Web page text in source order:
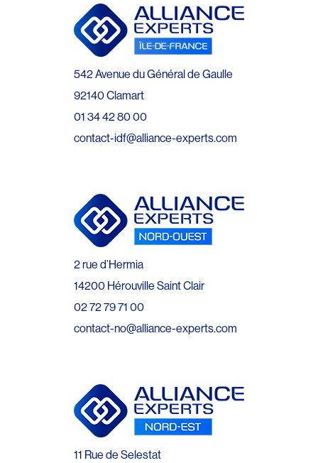
542 Avenue du Général de Gaulle
92140 Clamart
01 34 42 80 00
contact-idf@alliance-experts.com
2 rue d’Hermia
14200 Hérouville Saint Clair
02 72 79 71 00
contact-no@alliance-experts.com
11 Rue de Selestat